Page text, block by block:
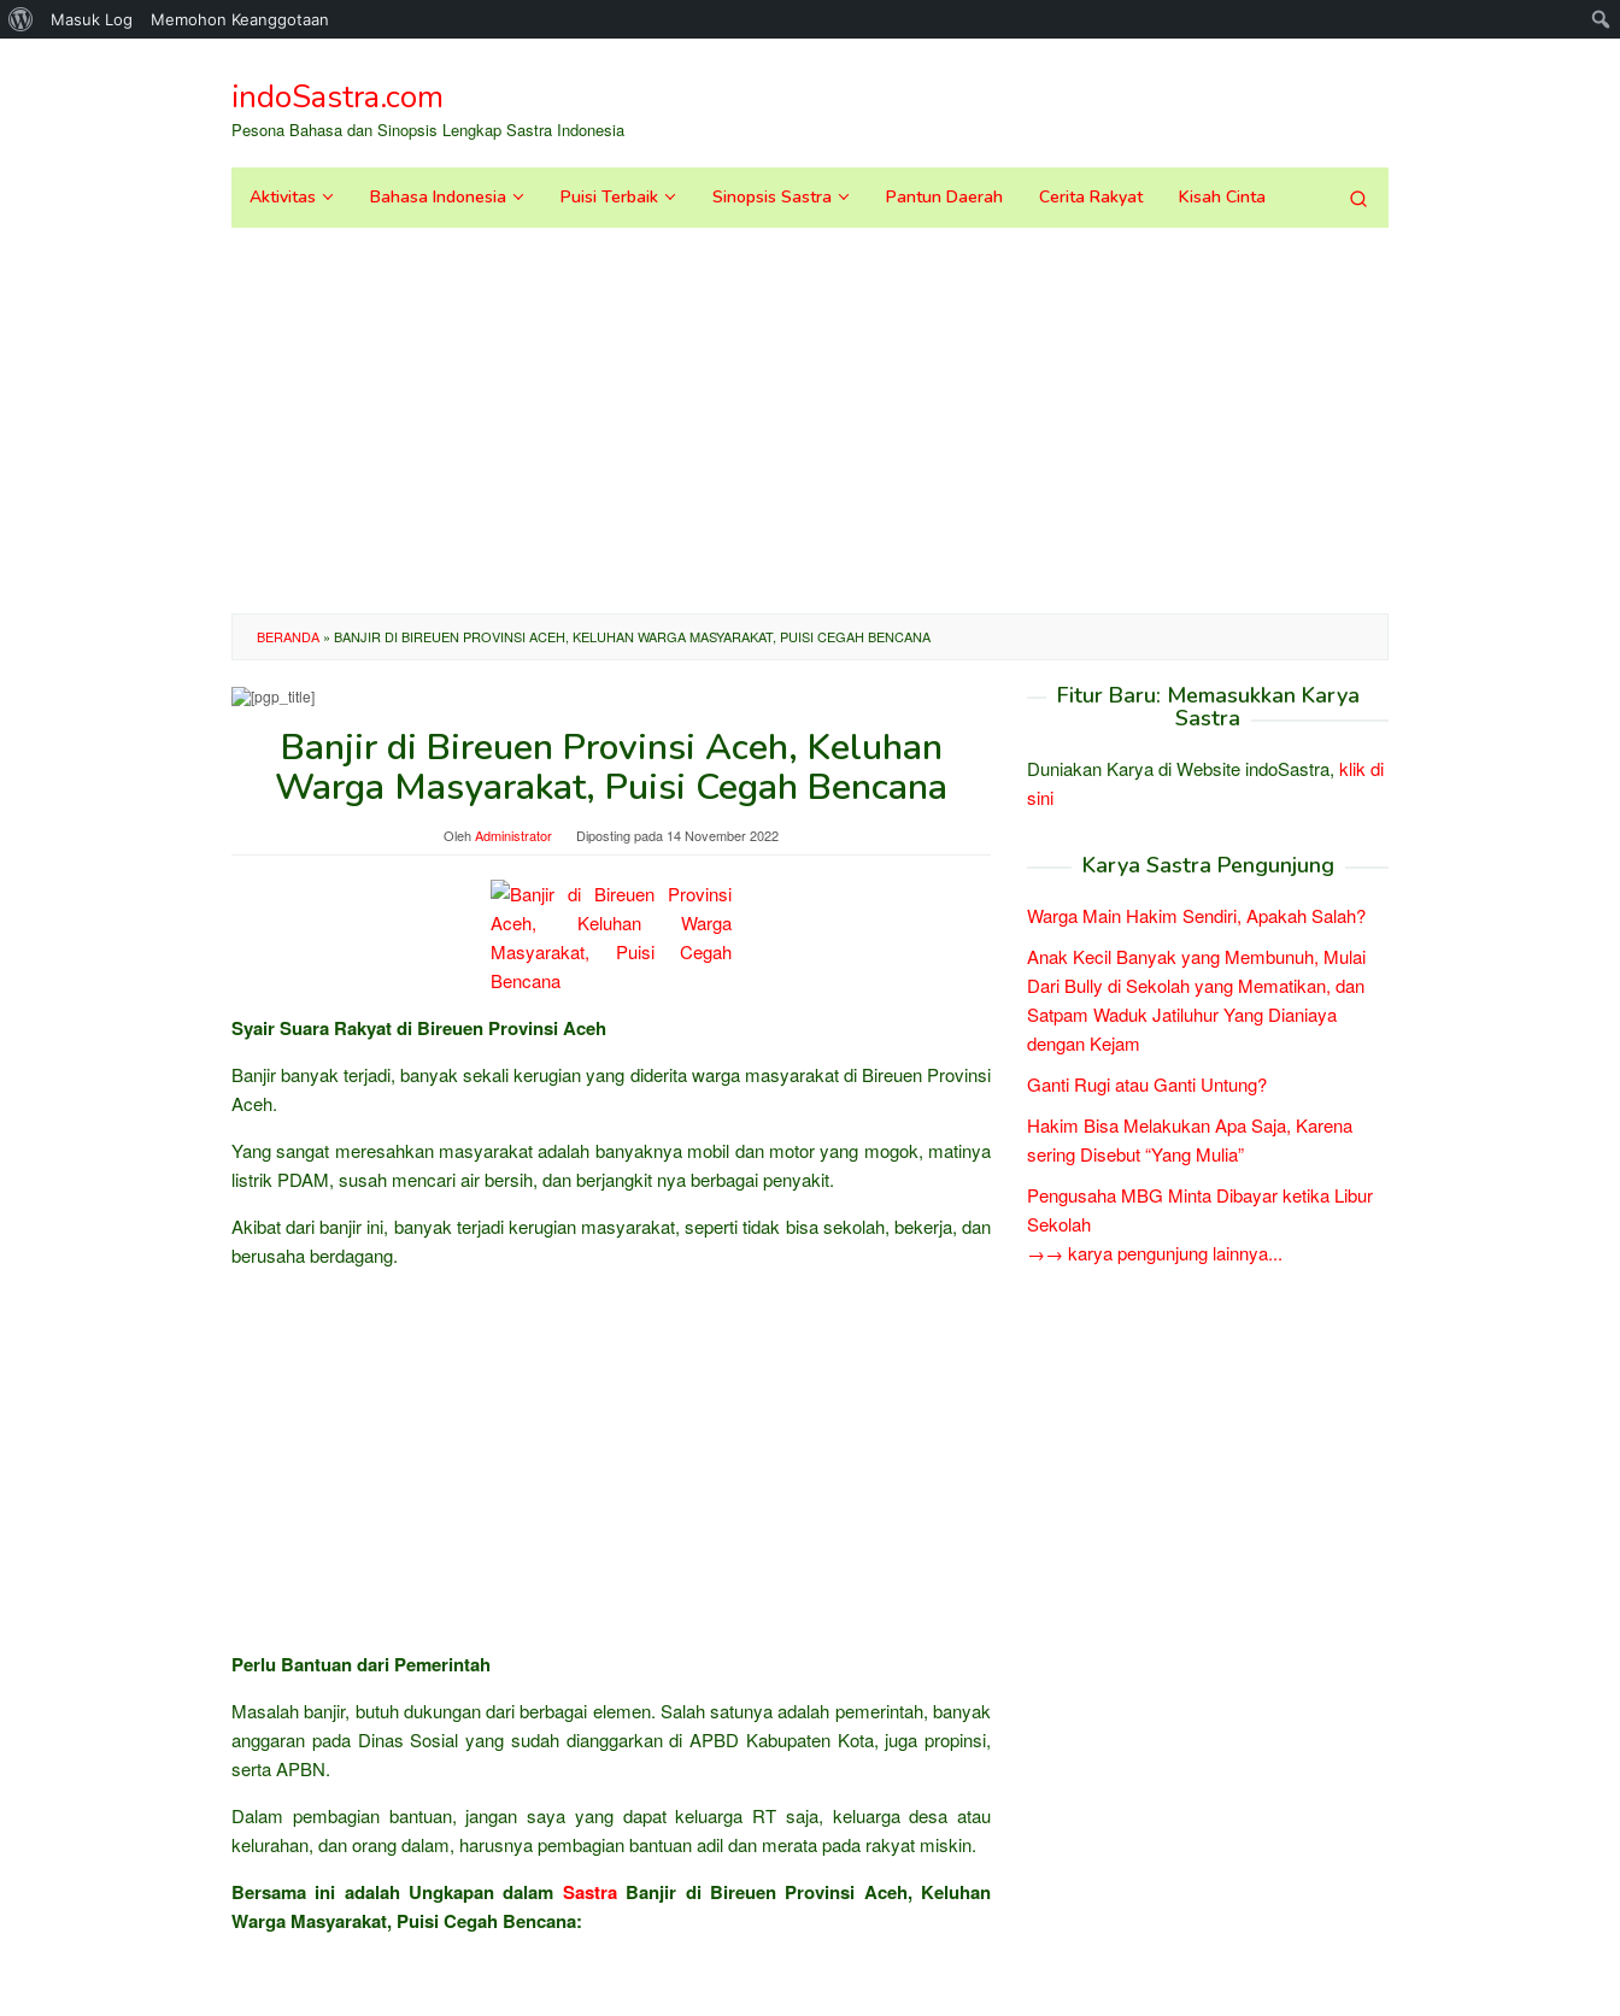
Tentang
Masuk Log Memohon Keanggotaan
kontenindoSastra.com
Pesona Bahasa dan Sinopsis Lengkap Sastra Indonesia
Aktivitas Bahasa Indonesia Puisi Terbaik Sinopsis Sastra Pantun Daerah Cerita Rakyat Kisah Cinta
BERANDA » BANJIR DI BIREUEN PROVINSI ACEH, KELUHAN WARGA MASYARAKAT, PUISI CEGAH BENCANA
Banjir di Bireuen Provinsi Aceh, Keluhan
Warga Masyarakat, Puisi Cegah Bencana
OlehAdministrator Diposting pada 14 November 2022
Syair Suara Rakyat di Bireuen Provinsi Aceh
Banjir banyak terjadi, banyak sekali kerugian yang diderita warga masyarakat di Bireuen Provinsi
Aceh.
Yang sangat meresahkan masyarakat adalah banyaknya mobil dan motor yang mogok, matinya
listrik PDAM, susah mencari air bersih, dan berjangkit nya berbagai penyakit.
Akibat dari banjir ini, banyak terjadi kerugian masyarakat, seperti tidak bisa sekolah, bekerja, dan
berusaha berdagang.
Perlu Bantuan dari Pemerintah
Masalah banjir, butuh dukungan dari berbagai elemen. Salah satunya adalah pemerintah, banyak
anggaran pada Dinas Sosial yang sudah dianggarkan di APBD Kabupaten Kota, juga propinsi,
serta APBN.
Dalam pembagian bantuan, jangan saya yang dapat keluarga RT saja, keluarga desa atau
kelurahan, dan orang dalam, harusnya pembagian bantuan adil dan merata pada rakyat miskin.
Bersama ini adalah Ungkapan dalam SastraBanjir di Bireuen Provinsi Aceh, Keluhan
Warga Masyarakat, Puisi Cegah Bencana:
Fitur Baru: Memasukkan Karya
Sastra
Duniakan Karya di Website indoSastra, klik di
sini
Karya Sastra Pengunjung
Warga Main Hakim Sendiri, Apakah Salah?
Anak Kecil Banyak yang Membunuh, Mulai
Dari Bully di Sekolah yang Mematikan, dan
Satpam Waduk Jatiluhur Yang Dianiaya
dengan Kejam
Ganti Rugi atau Ganti Untung?
Hakim Bisa Melakukan Apa Saja, Karena
sering Disebut “Yang Mulia”
Pengusaha MBG Minta Dibayar ketika Libur
Sekolah
→→ karya pengunjung lainnya...